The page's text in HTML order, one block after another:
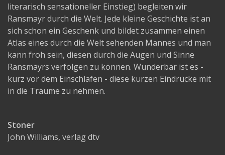
literarisch sensationeller Einstieg) begleiten wir
Ransmayr durch die Welt. Jede kleine Geschichte ist an
sich schon ein Geschenk und bildet zusammen einen
Atlas eines durch die Welt sehenden Mannes und man
kann froh sein, diesen durch die Augen und Sinne
Ransmayrs verfolgen zu können. Wunderbar ist es -
kurz vor dem Einschlafen - diese kurzen Eindrücke mit
in die Träume zu nehmen.
Stoner
John Williams, verlag dtv